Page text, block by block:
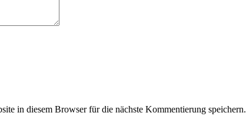
in diesem Browser für die nächste Kommentierung speichern.